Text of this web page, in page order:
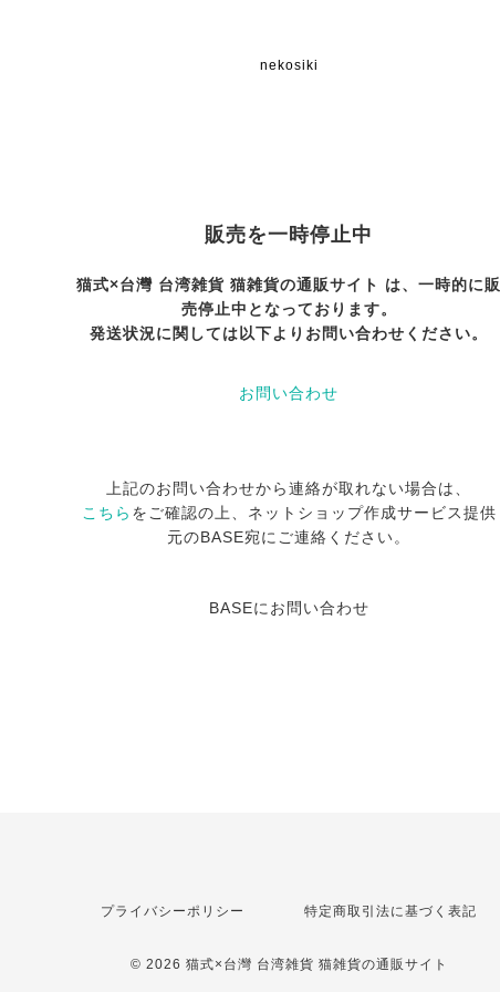
nekosiki
販売を一時停止中
猫式×台灣 台湾雑貨 猫雑貨の通販サイト は、一時的に販
売停止中となっております。
発送状況に関しては以下よりお問い合わせください。
お問い合わせ
上記のお問い合わせから連絡が取れない場合は、
こちら をご確認の上、ネットショップ作成サービス提供
元のBASE宛にご連絡ください。
BASEにお問い合わせ
プライバシーポリシー 特定商取引法に基づく表記
© 2026 猫式×台灣 台湾雑貨 猫雑貨の通販サイト